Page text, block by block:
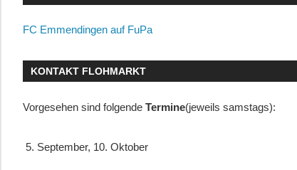
FC Emmendingen auf FuPa
KONTAKT FLOHMARKT
Vorgesehen sind folgende Termine(jeweils samstags):
5. September, 10. Oktober